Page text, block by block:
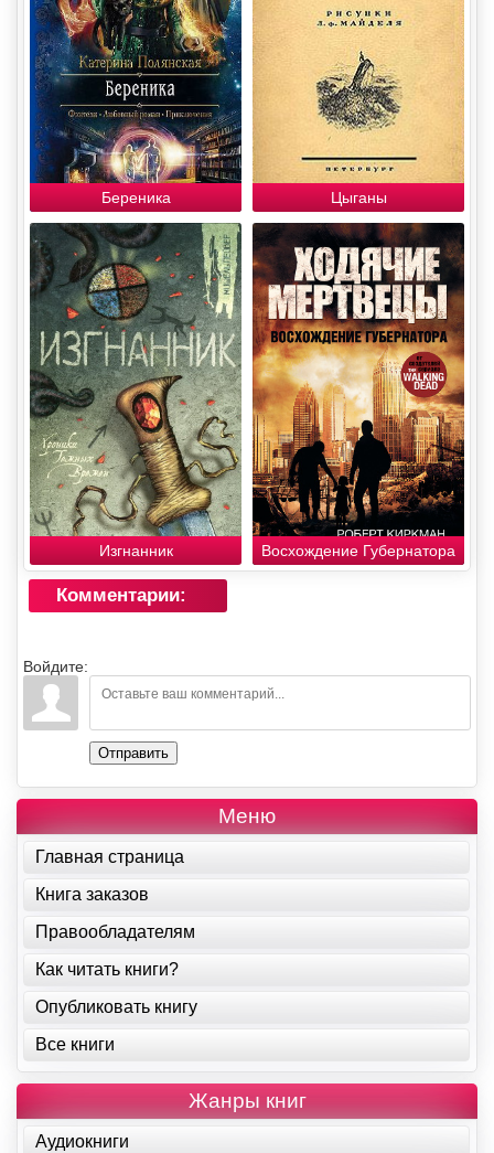
Береника Цыганы
Изгнанник Восхождение Губернатора
Комментарии:
Войдите:
Отправить
Меню
Главная страница
Книга заказов
Правообладателям
Как читать книги?
Опубликовать книгу
Все книги
Жанры книг
Аудиокниги